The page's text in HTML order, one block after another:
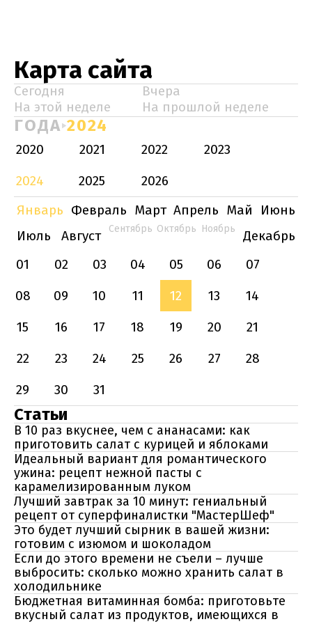
Карта сайта
Сегодня
Вчера
На этой неделе
На прошлой неделе
ГОДА 2024
2020 2021 2022
2023
2024
2025
2026
Январь Февраль Март Апрель Май
Июнь
Июль
Август Сентябрь Октябрь Ноябрь
Декабрь
01
02 03 04 05 06
07
08
09 10 11 12 13
14
15
16 17 18 19 20
21
22
23 24 25 26 27
28
29
30 31
Статьи
В 10 раз вкуснее, чем с ананасами: как
приготовить салат с курицей и яблоками
Идеальный вариант для романтического
ужина: рецепт нежной пасты с
карамелизированным луком
Лучший завтрак за 10 минут: гениальный
рецепт от суперфиналистки "МастерШеф"
Это будет лучший сырник в вашей жизни:
готовим с изюмом и шоколадом
Если до этого времени не съели – лучше
выбросить: сколько можно хранить салат в
холодильнике
Бюджетная витаминная бомба: приготовьте
вкусный салат из продуктов, имеющихся в